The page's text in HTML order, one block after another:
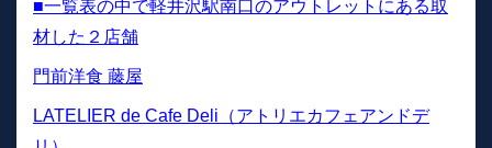
■一覧表の中で軽井沢駅南口のアウトレットにある取
材した２店舗
門前洋食 藤屋
LATELIER de Cafe Deli（アトリエカフェアンドデ